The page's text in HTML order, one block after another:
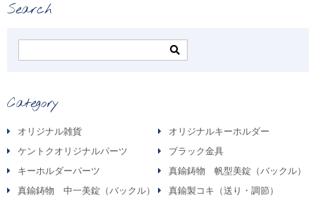
Search
Category
オリジナル雑貨
オリジナルキーホルダー
ケントクオリジナルパーツ
ブラック金具
キーホルダーパーツ
真鍮鋳物 帆型美錠（バックル）
真鍮鋳物 中一美錠（バックル）
真鍮製コキ（送り・調節）